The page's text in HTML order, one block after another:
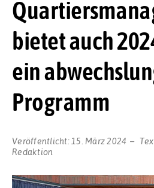
bietet auch
ein
Programm
Veröffentlicht: 15. März 2024
Redaktion